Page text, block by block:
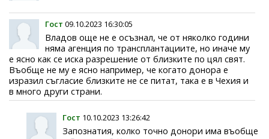
Гост 09.10.2023 16:30:05
Владов още не е осъзнал, че от няколко години
няма агенция по трансплантациите, но иначе му
е ясно как се иска разрешение от близките по цял свят.
Въобще не му е ясно например, че когато донора е
изразил съгласие близките не се питат, така е в Чехия и
в много други страни.
Гост 10.10.2023 13:26:42
Запознатия, колко точно донори има въобще